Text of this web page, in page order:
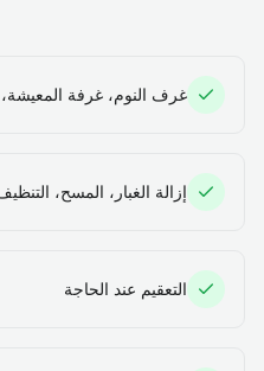
غرف النوم، غرفة
إزالة الغبار، المسح،
التعقيم عند الحاجة